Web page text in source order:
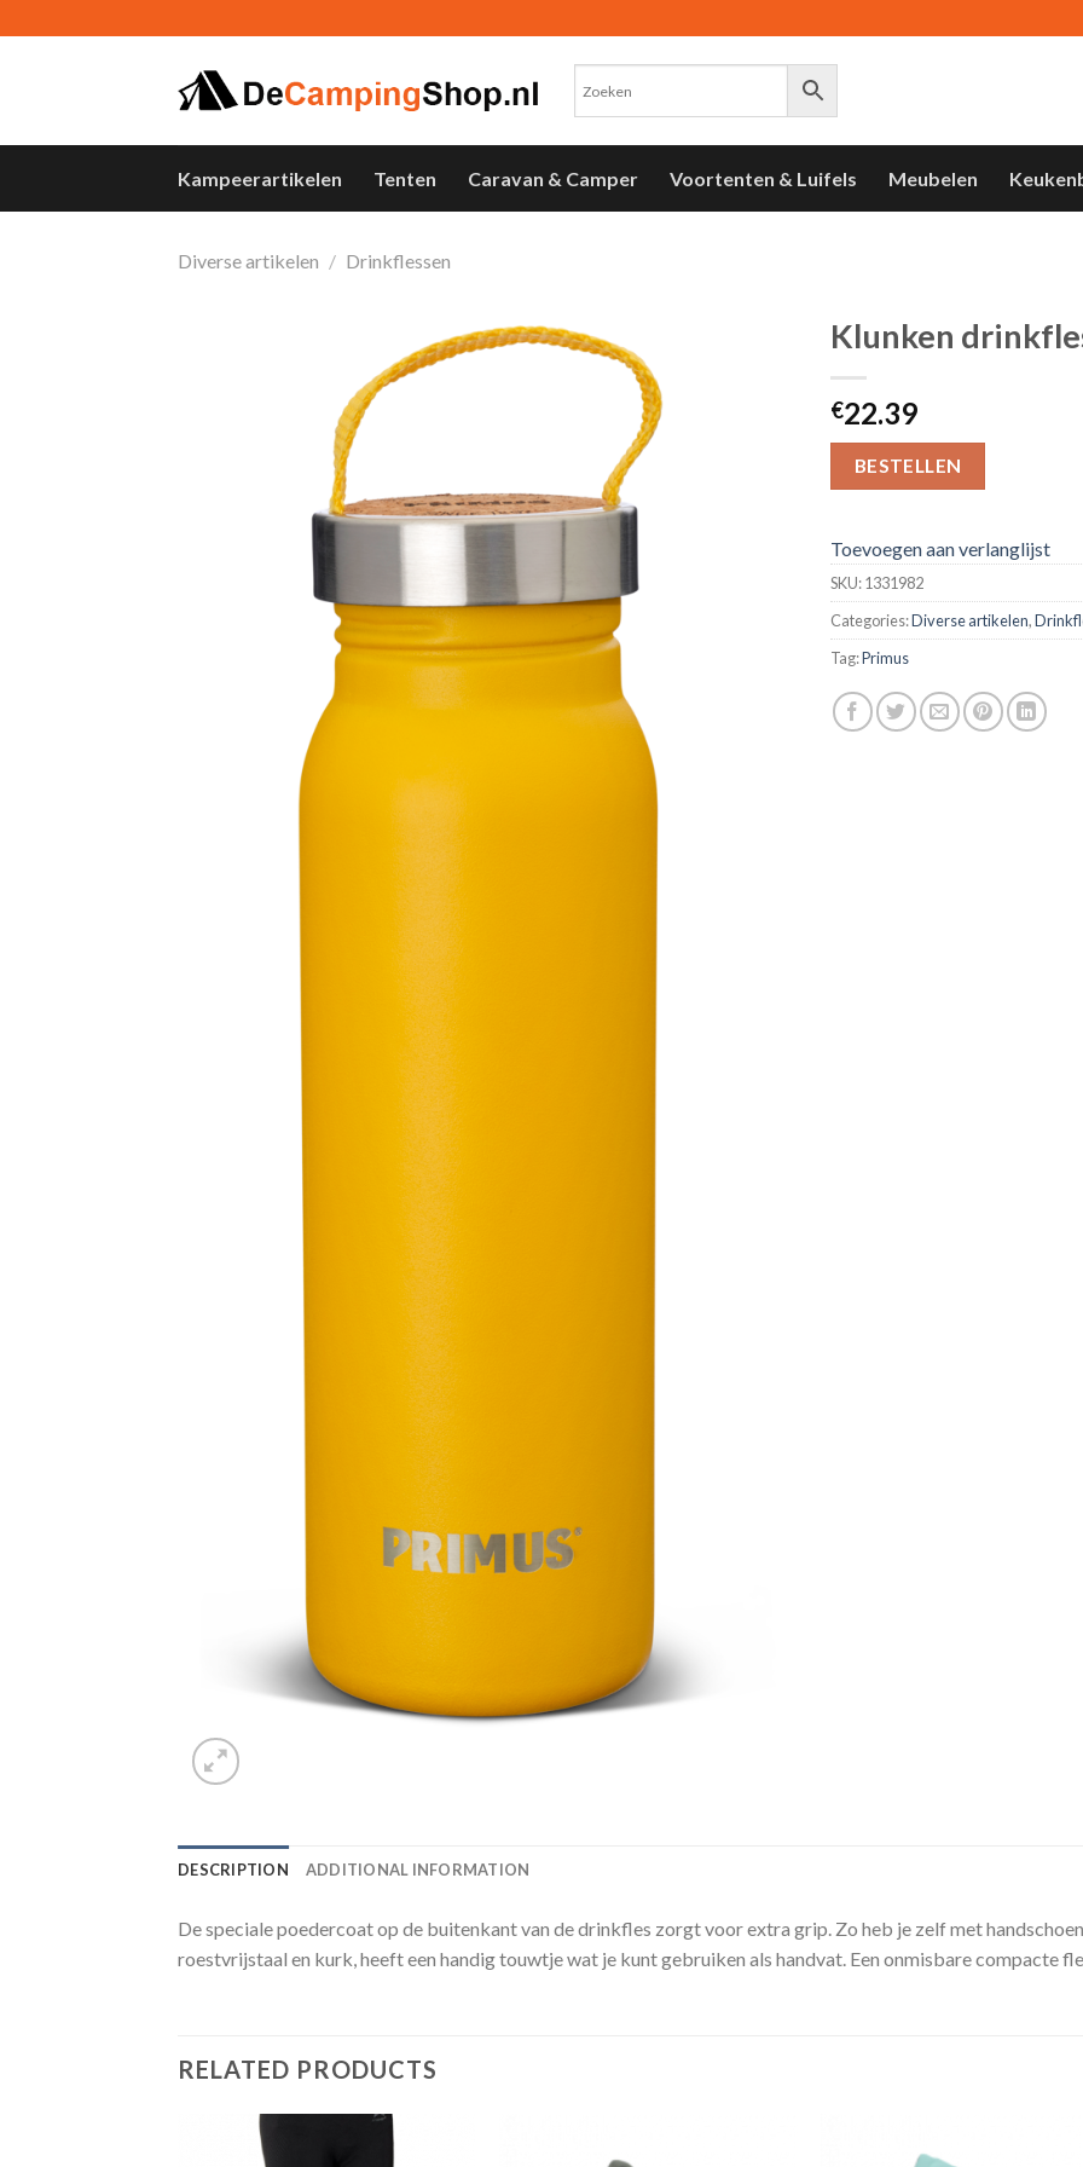
to
Kampeerartikelen Tenten Caravan & Camper Voortenten & Luifels Meubelen
Diverse artikelen / Drinkflessen
Klunken
€22.39
BESTELLEN
Toevoegen aan verlanglijst
SKU:1331982
Categories:Diverse artikelen,
Tag:Primus
DESCRIPTION ADDITIONAL INFORMATION
De speciale poedercoat op de buitenkant van de drinkfles zorgt voor extra grip. Zo heb je zelf met
roestvrijstaal en kurk, heeft een handig touwtje wat je kunt gebruiken als handvat. Een onmisbare compacte
RELATED PRODUCTS